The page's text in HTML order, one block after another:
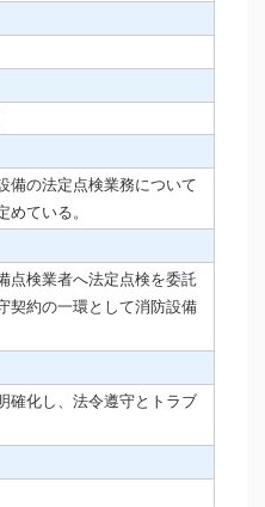
備の法定点検業務について
ている。
点検業者へ法定点検を委託
契約の一環として消防設備
確化し、法令遵守とトラブ